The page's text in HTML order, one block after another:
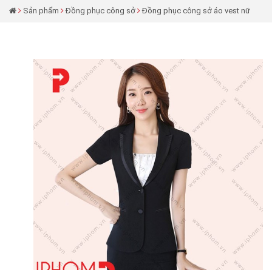
Sản phẩm Đồng phục công sở Đồng phục công sở áo vest nữ